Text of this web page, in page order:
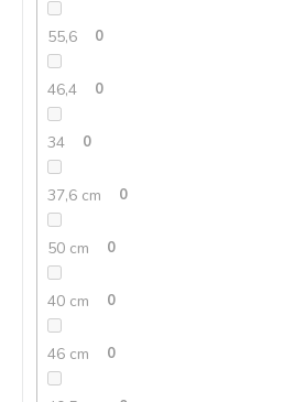
55,6 0
46,4 0
34 0
37,6 cm 0
50 cm 0
40 cm 0
46 cm 0